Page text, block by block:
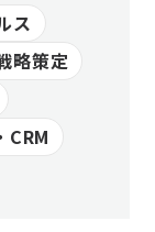
ス
略策定
CRM